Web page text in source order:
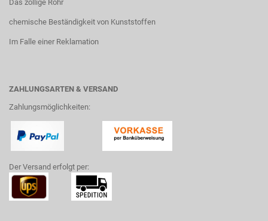
Das zöllige Rohr
chemische Beständigkeit von Kunststoffen
Im Falle einer Reklamation
ZAHLUNGSARTEN & VERSAND
Zahlungsmöglichkeiten:
Der Versand erfolgt per: